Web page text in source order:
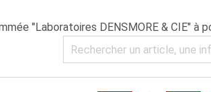
"Laboratoires DENSMORE & CIE" à